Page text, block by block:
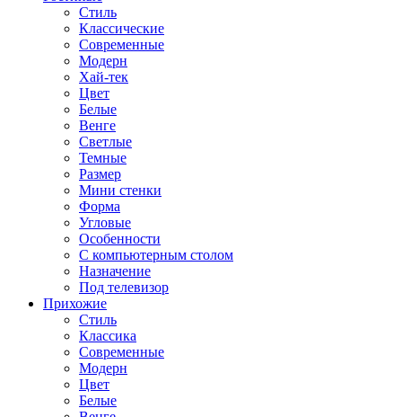
Стиль
Классические
Современные
Модерн
Хай-тек
Цвет
Белые
Венге
Светлые
Темные
Размер
Мини стенки
Форма
Угловые
Особенности
С компьютерным столом
Назначение
Под телевизор
Прихожие
Стиль
Классика
Современные
Модерн
Цвет
Белые